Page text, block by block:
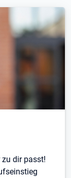
dir passt!